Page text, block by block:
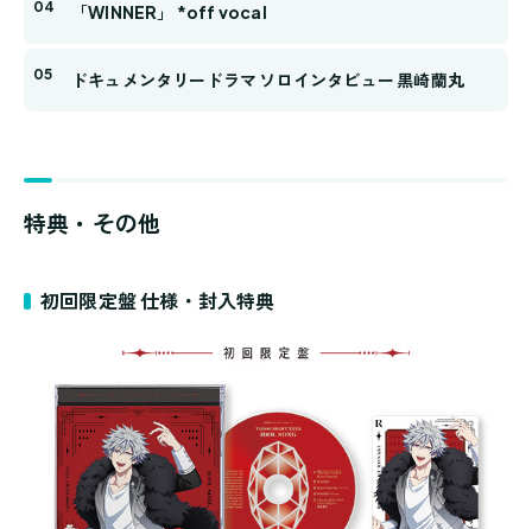
「WINNER」 *off vocal
ドキュメンタリードラマ ソロインタビュー 黒崎蘭丸
特典・その他
初回限定盤 仕様・封入特典